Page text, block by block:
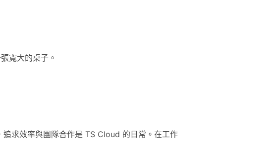
寬大的桌子。
求效率與團隊合作是 TS Cloud 的日常。在工作